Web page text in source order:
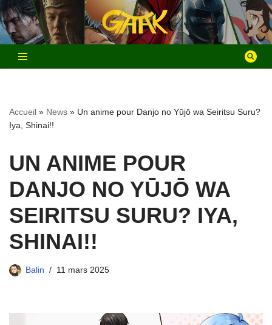
Aller
au
contenu
Accueil » News » Un anime pour Danjo no Yūjō wa Seiritsu Suru?
Iya, Shinai!!
UN ANIME POUR
DANJO NO YŪJŌ WA
SEIRITSU SURU? IYA,
SHINAI!!
Balin 11 mars 2025